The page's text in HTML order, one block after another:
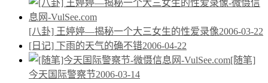
[八卦] 王婷婷—揭秘一个大三女生的性爱录像2006-03-22
[日记] 下雨的天气的确不错2006-04-22
[随笔]
今天国际警察节2006-03-14